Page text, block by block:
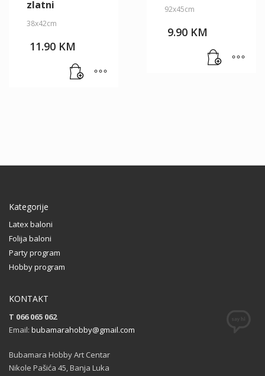
zlatni
38x42cm
11.90 KM
92x45cm
9.90 KM
Kategorije
Latex baloni
Folija baloni
Party program
Hobby program
KONTAKT
T 066 065 062
Email: bubamarahobby@gmail.com
Bubamara Hobby Art Centar
Nikole Pašića 45, Banja Luka